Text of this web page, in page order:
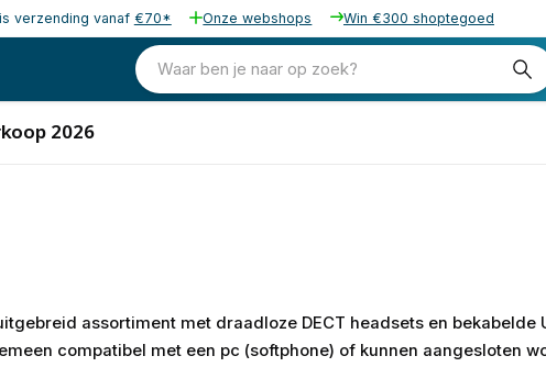
verzending vanaf €70* Onze webshops Win €300 shoptegoed
Waar ben je naar op zoek?
2026
assortiment met draadloze DECT headsets en bekabelde
compatibel met een pc (softphone) of kunnen aangesloten